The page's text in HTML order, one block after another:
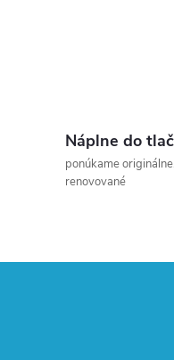
Náplne do
ponúkame
renovované